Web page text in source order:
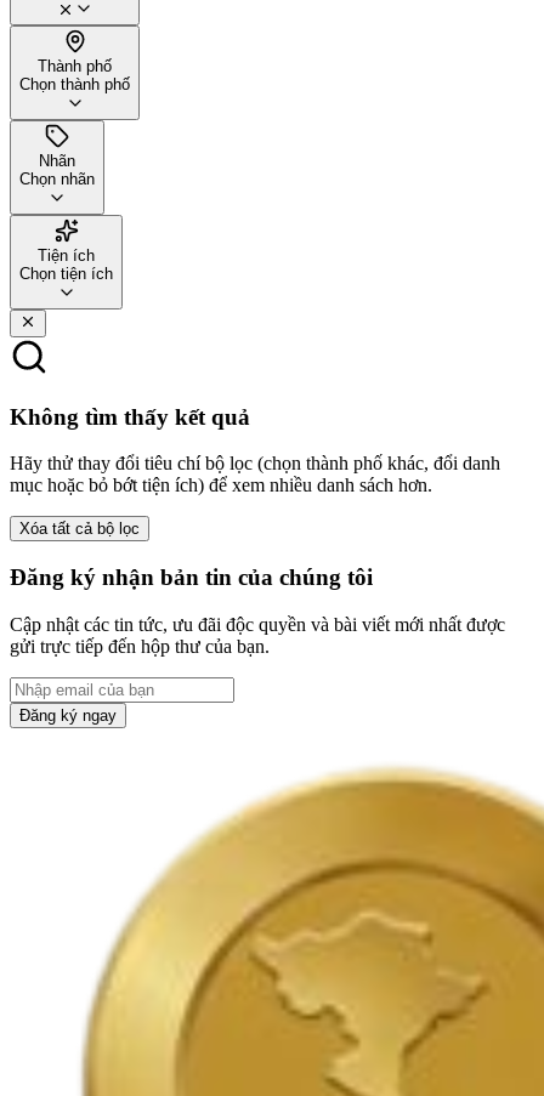
Thành phố
Chọn thành phố
Nhãn
Chọn nhãn
Tiện ích
Chọn tiện ích
Không tìm thấy kết quả
Hãy thử thay đổi tiêu chí bộ lọc (chọn thành phố khác, đổi danh
mục hoặc bỏ bớt tiện ích) để xem nhiều danh sách hơn.
Xóa tất cả bộ lọc
Đăng ký nhận bản tin của chúng tôi
Cập nhật các tin tức, ưu đãi độc quyền và bài viết mới nhất được
gửi trực tiếp đến hộp thư của bạn.
Đăng ký ngay